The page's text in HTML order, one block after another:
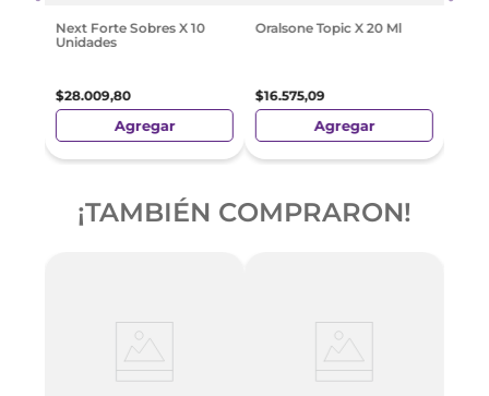
Next Forte Sobres X 10
Unidades
$28.009,80
Agregar
Oralsone Topic X 20 Ml
$16.575,09
Agregar
¡TAMBIÉN COMPRARON!